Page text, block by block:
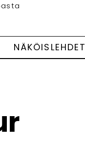
NÄKÖISLEHDET